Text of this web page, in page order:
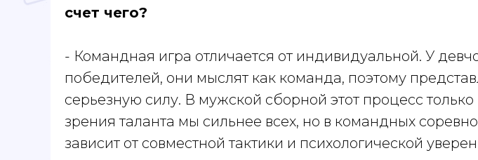
счет чего?
- Командная игра отличается от индивидуальной. У
победителей, они мыслят как команда, поэтому
серьезную силу. В мужской сборной этот процесс только
зрения таланта мы сильнее всех, но в командных
зависит от совместной тактики и психологической